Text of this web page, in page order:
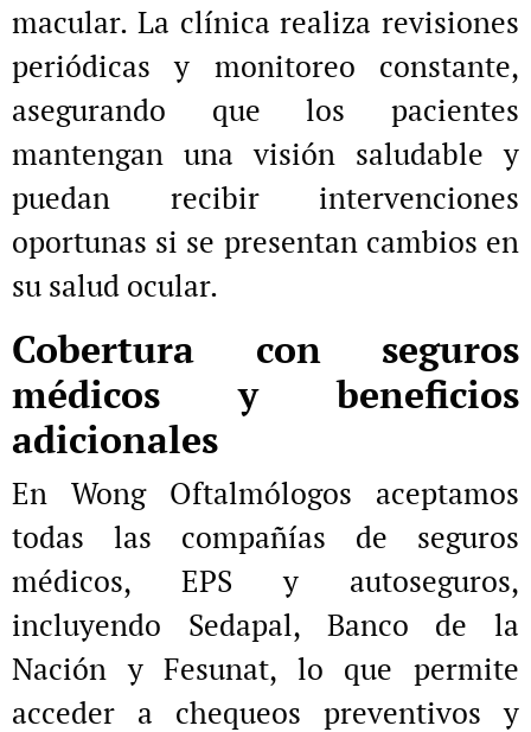
macular. La clínica realiza revisiones
periódicas y monitoreo constante,
asegurando que los pacientes
mantengan una visión saludable y
puedan recibir intervenciones
oportunas si se presentan cambios en
su salud ocular.
Cobertura con seguros
médicos y beneficios
adicionales
En Wong Oftalmólogos aceptamos
todas las compañías de seguros
médicos, EPS y autoseguros,
incluyendo Sedapal, Banco de la
Nación y Fesunat, lo que permite
acceder a chequeos preventivos y